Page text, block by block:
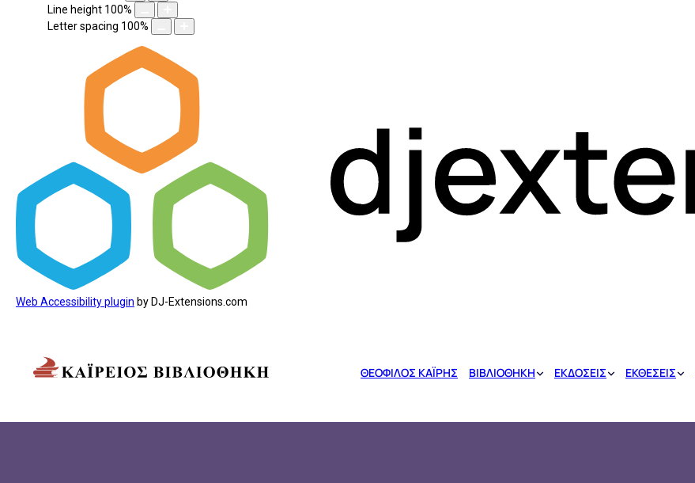
Line height 100%
Letter spacing 100%
Web Accessibility plugin by DJ-Extensions.com
ΘΕΟΦΙΛΟΣ ΚΑΪΡΗΣ ΒΙΒΛΙΟΘΗΚΗ ΕΚΔΟΣΕΙΣ ΕΚΘΕΣΕΙΣ